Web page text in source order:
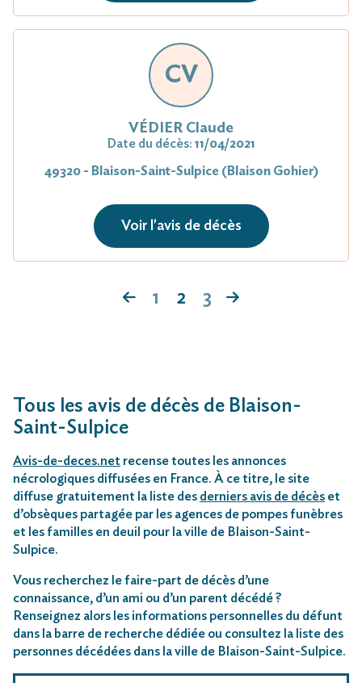
CV
VÉDIER Claude
Date du décès: 11/04/2021
49320 - Blaison-Saint-Sulpice (Blaison Gohier)
Voir l'avis de décès
1 2 3
Tous les avis de décès de Blaison-
Saint-Sulpice
Avis-de-deces.net recense toutes les annonces
nécrologiques diffusées en France. À ce titre, le site
diffuse gratuitement la liste des derniers avis de décès et
d’obsèques partagée par les agences de pompes funèbres
et les familles en deuil pour la ville de Blaison-Saint-
Sulpice.
Vous recherchez le faire-part de décès d’une
connaissance, d’un ami ou d’un parent décédé ?
Renseignez alors les informations personnelles du défunt
dans la barre de recherche dédiée ou consultez la liste des
personnes décédées dans la ville de Blaison-Saint-Sulpice.